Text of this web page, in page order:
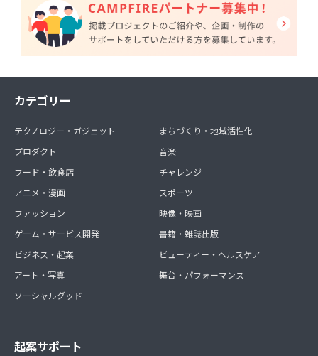
カテゴリー
テクノロジー・ガジェット
プロダクト
フード・飲食店
アニメ・漫画
ファッション
ゲーム・サービス開発
ビジネス・起業
アート・写真
ソーシャルグッド
まちづくり・地域活性化
音楽
チャレンジ
スポーツ
映像・映画
書籍・雑誌出版
ビューティー・ヘルスケア
舞台・パフォーマンス
起案サポート